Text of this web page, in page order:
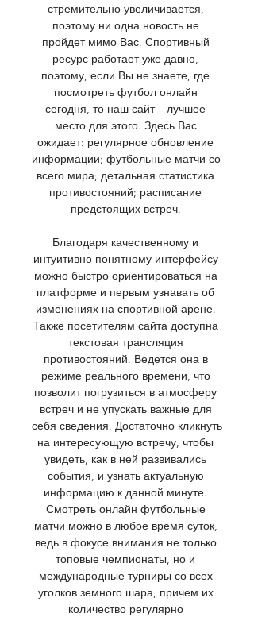
стремительно увеличивается,
поэтому ни одна новость не
пройдет мимо Вас. Спортивный
ресурс работает уже давно,
поэтому, если Вы не знаете, где
посмотреть футбол онлайн
сегодня, то наш сайт – лучшее
место для этого. Здесь Вас
ожидает: регулярное обновление
информации; футбольные матчи со
всего мира; детальная статистика
противостояний; расписание
предстоящих встреч.
Благодаря качественному и
интуитивно понятному интерфейсу
можно быстро ориентироваться на
платформе и первым узнавать об
изменениях на спортивной арене.
Также посетителям сайта доступна
текстовая трансляция
противостояний. Ведется она в
режиме реального времени, что
позволит погрузиться в атмосферу
встреч и не упускать важные для
себя сведения. Достаточно кликнуть
на интересующую встречу, чтобы
увидеть, как в ней развивались
события, и узнать актуальную
информацию к данной минуте.
Смотреть онлайн футбольные
матчи можно в любое время суток,
ведь в фокусе внимания не только
топовые чемпионаты, но и
международные турниры со всех
уголков земного шара, причем их
количество регулярно